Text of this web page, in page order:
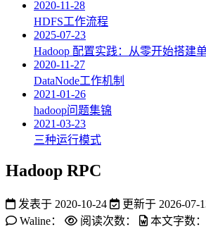
2020-11-28
HDFS工作流程
2025-07-23
Hadoop 配置实践：从零开始搭建
2020-11-27
DataNode工作机制
2021-01-26
hadoop问题集锦
2021-03-23
三种运行模式
Hadoop RPC
发表于 2020-10-24 更新于 2026-07-
Waline：
阅读次数： 本文字数：